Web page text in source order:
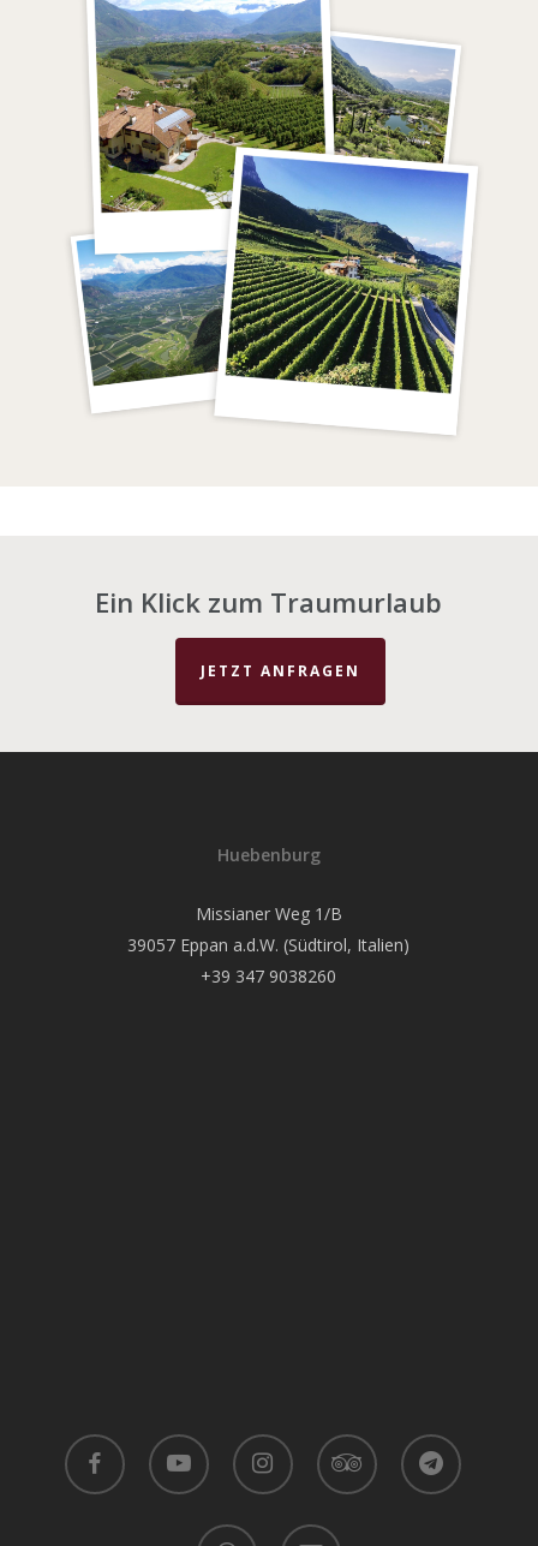
Ein Klick zum Traumurlaub
JETZT ANFRAGEN
Huebenburg
Missianer Weg 1/B
39057 Eppan a.d.W. (Südtirol, Italien)
+39 347 9038260
facebook youtube instagram tripadvisor telegram
whatsapp email